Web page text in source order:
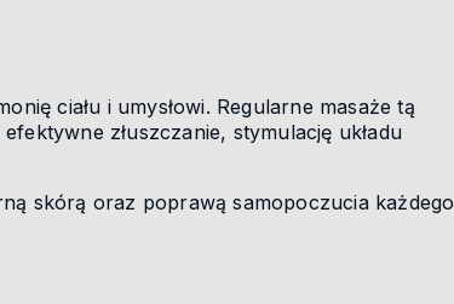
ciału i umysłowi. Regularne masaże tą
złuszczanie, stymulację układu
skórą oraz poprawą samopoczucia każdego